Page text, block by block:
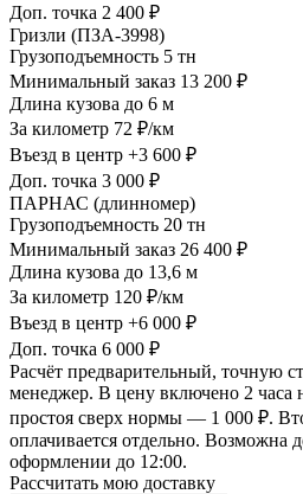
Доп. точка 2 400 ₽
Гризли (ПЗА-3998)
Грузоподъемность 5 тн
Минимальный заказ 13 200 ₽
Длина кузова до 6 м
За километр 72 ₽/км
Въезд в центр +3 600 ₽
Доп. точка 3 000 ₽
ПАРНАС (длинномер)
Грузоподъемность 20 тн
Минимальный заказ 26 400 ₽
Длина кузова до 13,6 м
За километр 120 ₽/км
Въезд в центр +6 000 ₽
Доп. точка 6 000 ₽
Расчёт предварительный, точную
менеджер. В цену включено 2 часа
простоя сверх нормы — 1 000 ₽.
оплачивается отдельно. Возможна
оформлении до 12:00.
Рассчитать мою доставку